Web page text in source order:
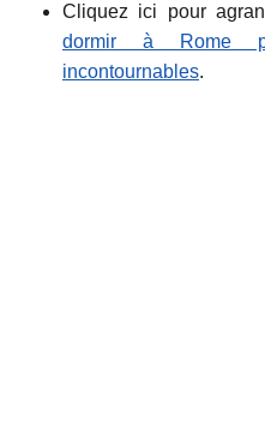
Cliquez ici pour
dormir à Rome
incontournables.